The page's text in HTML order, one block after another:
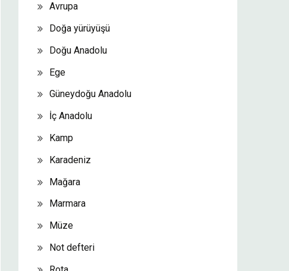
Avrupa
Doğa yürüyüşü
Doğu Anadolu
Ege
Güneydoğu Anadolu
İç Anadolu
Kamp
Karadeniz
Mağara
Marmara
Müze
Not defteri